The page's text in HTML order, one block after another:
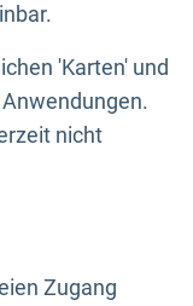
'Karten' und
nicht
Zugang